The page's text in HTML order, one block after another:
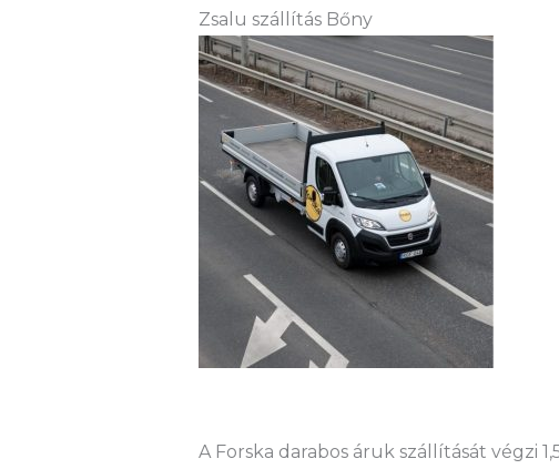
Zsalu szállítás Bőny
A Forska darabos áruk szállítását végzi